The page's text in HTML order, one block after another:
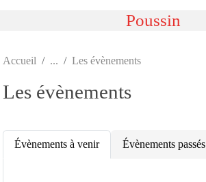
Poussin
Accueil Les évènements
Les évènements
Évènements à venir Évènements passés